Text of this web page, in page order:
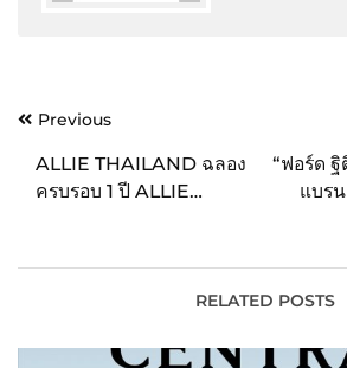
PostPrevious
ALLIE THAILAND ฉลอง
ครบรอบ 1 ปี ALLIE
คุณสมบัติ ALLIE
CHRONO BEAUTY
รูปแบบใหม่ CHEEK UV
“ฟอร์ด ฐิ
แบรน
RELATED POSTS